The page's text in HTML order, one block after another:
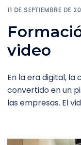
11 DE SEPTIEMBRE DE
video
En la era digital, la
convertido en un
las empresas. El